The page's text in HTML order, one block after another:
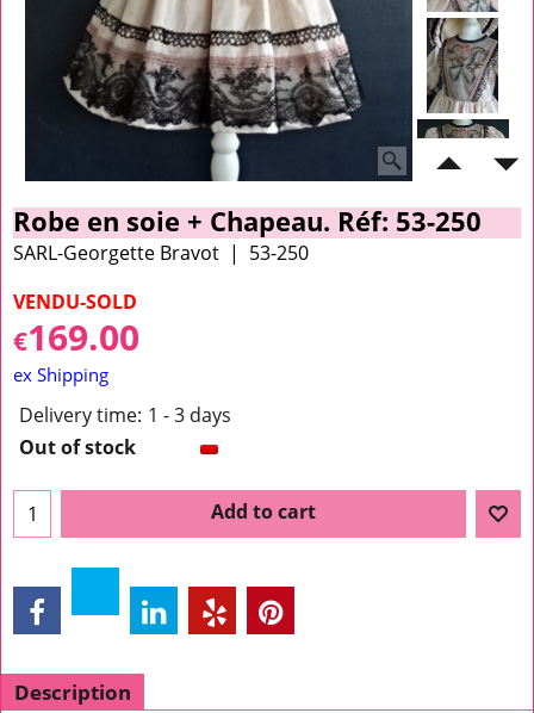
Robe en soie + Chapeau. Réf: 53-250
SARL-Georgette Bravot
53-250
VENDU-SOLD
€169.00
ex Shipping
Delivery time: 1 - 3 days
Out of stock
Add to cart
Description